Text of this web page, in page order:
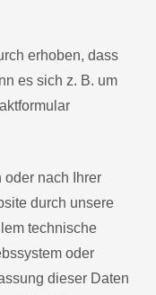
erhoben, dass
es sich z. B. um
oder nach Ihrer
durch unsere
technische
oder
dieser Daten